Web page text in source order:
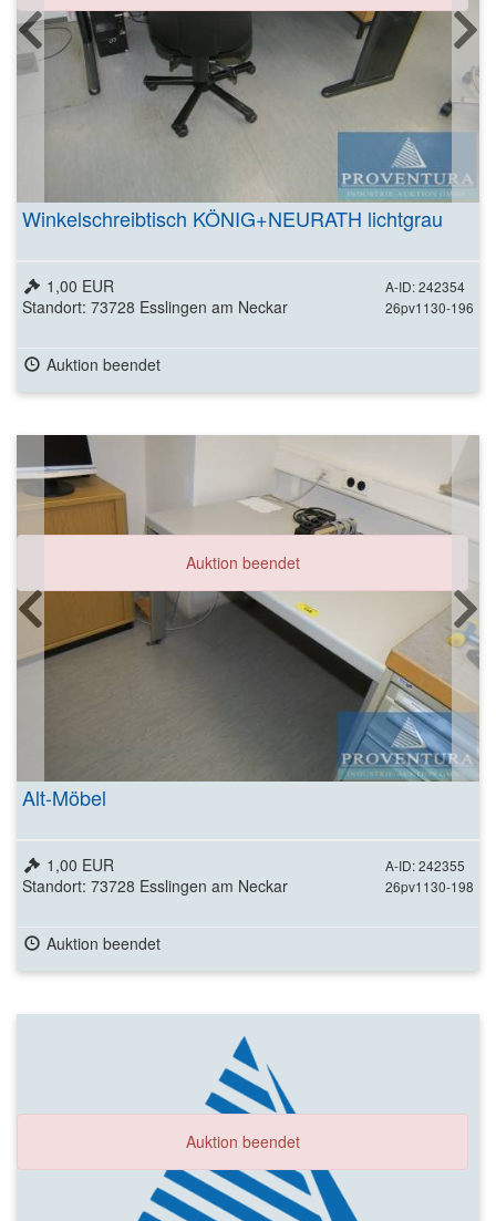
Winkelschreibtisch KÖNIG+NEURATH lichtgrau
A-ID: 242354
26pv1130-196
1,00 EUR
Standort: 73728 Esslingen am Neckar
Auktion beendet
Auktion beendet
Alt-Möbel
A-ID: 242355
26pv1130-198
1,00 EUR
Standort: 73728 Esslingen am Neckar
Auktion beendet
Auktion beendet